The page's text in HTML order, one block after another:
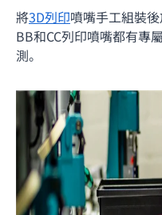
將3D列印噴嘴手工組裝後
BB和CC列印噴嘴都有專
測。